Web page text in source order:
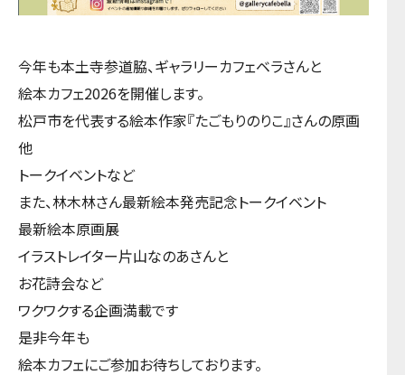
今年も本土寺参道脇、ギャラリーカフェベラさんと
絵本カフェ2026を開催します。
松戸市を代表する絵本作家『たごもりのりこ』さんの原画
他
トークイベントなど
また、林木林さん最新絵本発売記念トークイベント
最新絵本原画展
イラストレイター片山なのあさんと
お花詩会など
ワクワクする企画満載です
是非今年も
絵本カフェにご参加お待ちしております。